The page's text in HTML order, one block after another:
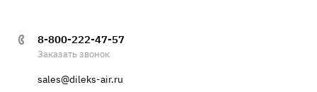
8-800-222-47-57
Заказать звонок
sales@dileks-air.ru